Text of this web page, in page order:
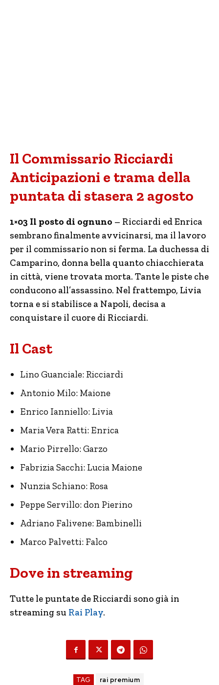
Il Commissario Ricciardi
Anticipazioni e trama della
puntata di stasera 2 agosto
1×03 Il posto di ognuno – Ricciardi ed Enrica
sembrano finalmente avvicinarsi, ma il lavoro
per il commissario non si ferma. La duchessa di
Camparino, donna bella quanto chiacchierata
in città, viene trovata morta. Tante le piste che
conducono all’assassino. Nel frattempo, Livia
torna e si stabilisce a Napoli, decisa a
conquistare il cuore di Ricciardi.
Il Cast
Lino Guanciale: Ricciardi
Antonio Milo: Maione
Enrico Ianniello: Livia
Maria Vera Ratti: Enrica
Mario Pirrello: Garzo
Fabrizia Sacchi: Lucia Maione
Nunzia Schiano: Rosa
Peppe Servillo: don Pierino
Adriano Falivene: Bambinelli
Marco Palvetti: Falco
Dove in streaming
Tutte le puntate de Ricciardi sono già in
streaming su Rai Play.
TAG rai premium